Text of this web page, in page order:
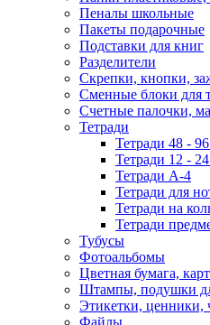
Пеналы школьные
Пакеты подарочные
Подставки для книг
Разделители
Скрепки, кнопки,
Сменные блоки для
Счетные палочки,
Тетради
Тетради 48 -
Тетради 12 -
Тетради А-4
Тетради для
Тетради на
Тетради
Тубусы
Фотоальбомы
Цветная бумага,
Штампы, подушки
Этикетки, ценники,
Файлы